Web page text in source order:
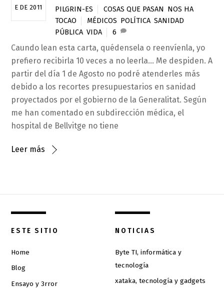
E DE 2011
PILGRIN-ES COSAS QUE PASAN NOS HA
TOCAO
MÉDICOS POLÍTICA ,SANIDAD
PÚBLICA VIDA 6
Caundo lean esta carta, quédensela o reenvíenla, yo
prefiero recibirla 10 veces a no leerla… Me despiden. A
partir del día 1 de Agosto no podré atenderles más
debido a los recortes presupuestarios en sanidad
proyectados por el gobierno de la Generalitat. Según
me han comentado en subdirección médica, el
hospital de Bellvitge no tiene
Leer más
ESTE SITIO
Home
Blog
Ensayo y 3rror
NOTICIAS
Byte TI, informática y
tecnología
xataka, tecnología y gadgets